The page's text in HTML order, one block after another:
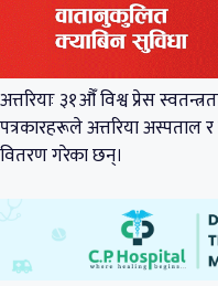
अत्तरियाः ३१औँ विश्व प्रेस
पत्रकारहरूले अत्तरिया
वितरण गरेका छन्।